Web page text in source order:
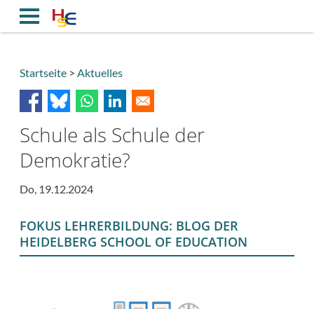
Inhalt
Breadcrumb
Startseite Aktuelles
Schule als Schule der
Demokratie?
Do, 19.12.2024
FOKUS LEHRERBILDUNG: BLOG DER
HEIDELBERG SCHOOL OF EDUCATION